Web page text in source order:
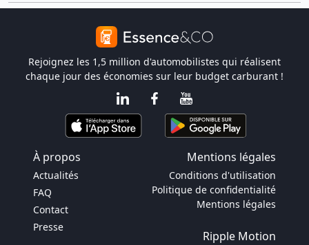
Rejoignez les 1,5 million d'automobilistes qui réalisent
chaque jour des économies sur leur budget carburant !
À propos Mentions légales
Actualités
FAQ
Contact
Presse
Conditions d'utilisation
Politique de confidentialité
Mentions légales
Ripple Motion